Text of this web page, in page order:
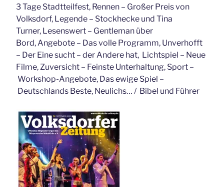
3 Tage Stadtteilfest, Rennen – Großer Preis von
Volksdorf, Legende – Stockhecke und Tina
Turner, Lesenswert – Gentleman über
Bord, Angebote – Das volle Programm, Unverhofft
– Der Eine sucht – der Andere hat, Lichtspiel – Neue
Filme, Zuversicht – Feinste Unterhaltung, Sport –
Workshop-Angebote, Das ewige Spiel –
Deutschlands Beste, Neulichs… / Bibel und Führer